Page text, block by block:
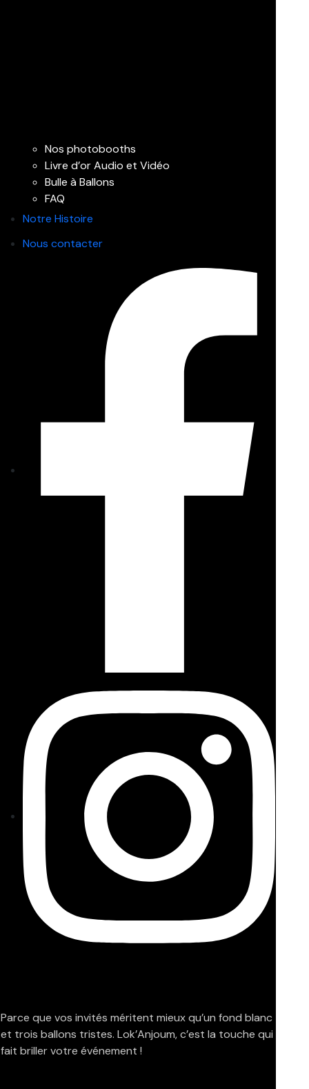
Nos photobooths
Livre d’or Audio et Vidéo
Bulle à Ballons
FAQ
Notre Histoire
Nous contacter
Parce que vos invités méritent mieux qu’un fond blanc
et trois ballons tristes. Lok’Anjoum, c’est la touche qui
fait briller votre événement !